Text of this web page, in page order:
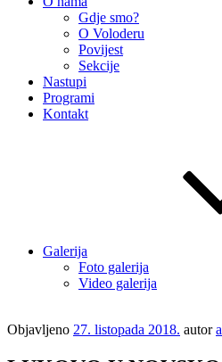
Gdje smo?
O Voloderu
Povijest
Sekcije
Nastupi
Programi
Kontakt
Galerija
Foto galerija
Video galerija
Objavljeno 27. listopada 2018. autor